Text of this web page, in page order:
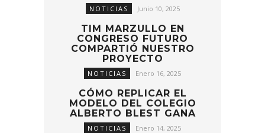
NOTICIAS Junio 10, 2025
TIM MARZULLO EN
CONGRESO FUTURO
COMPARTIÓ NUESTRO
PROYECTO
NOTICIAS Enero 16, 2025
CÓMO REPLICAR EL
MODELO DEL COLEGIO
ALBERTO BLEST GANA
NOTICIAS Enero 14, 2025